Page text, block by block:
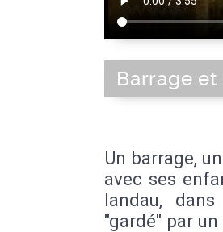
Barrage et
Un barrage,
avec ses
landau,
"gardé" par